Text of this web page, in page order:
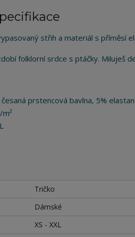
střih a materiál s příměsí
folklorní srdce s ptáčky. Miluješ
prstencová bavlna, 5% elastan
Tričko
Dámské
XS - XXL